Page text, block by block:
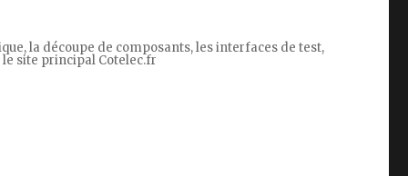
la découpe de composants, les interfaces de test,
site principal Cotelec.fr